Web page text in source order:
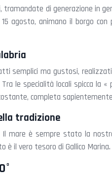
di generazione in
agosto, animano il borgo
semplici ma gustosi,
le specialità locali spicca la
completa
tradizione
Il mare è sempre stato la
è il vero tesoro di Gallico Marina.